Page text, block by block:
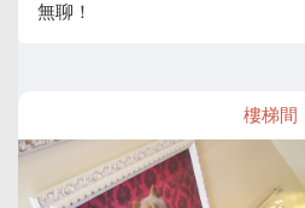
無聊！
樓梯間